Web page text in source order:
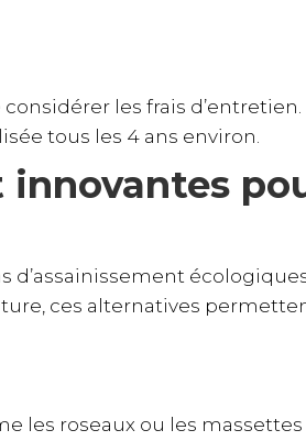
les frais d’entretien.
tous les 4 ans environ.
innovantes
d’assainissement
ces alternatives
les roseaux ou les massettes